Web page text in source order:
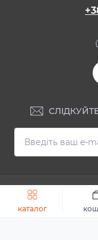
каталог
Швидке замовлення
ІНФОРМАЦІЯ